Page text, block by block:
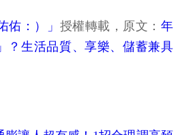
佑：）」 授權轉載，原文：年
？生活品質、享樂、儲蓄兼具